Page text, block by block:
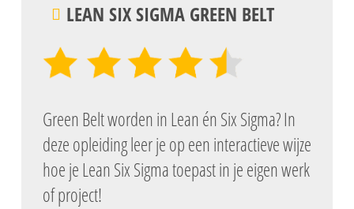
LEAN SIX SIGMA GREEN BELT
Green Belt worden in Lean én Six Sigma? In
deze opleiding leer je op een interactieve wijze
hoe je Lean Six Sigma toepast in je eigen werk
of project!